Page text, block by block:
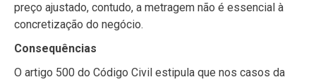
preço ajustado, contudo, a metragem não é essencial à
concretização do negócio.
Consequências
O artigo 500 do Código Civil estipula que nos casos da